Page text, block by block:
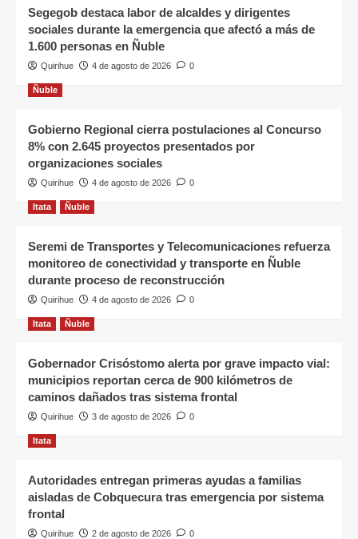
Segegob destaca labor de alcaldes y dirigentes
sociales durante la emergencia que afectó a más de
1.600 personas en Ñuble
Quirihue 4 de agosto de 2026 0
Ñuble
Gobierno Regional cierra postulaciones al Concurso
8% con 2.645 proyectos presentados por
organizaciones sociales
Quirihue 4 de agosto de 2026 0
Itata Ñuble
Seremi de Transportes y Telecomunicaciones refuerza
monitoreo de conectividad y transporte en Ñuble
durante proceso de reconstrucción
Quirihue 4 de agosto de 2026 0
Itata Ñuble
Gobernador Crisóstomo alerta por grave impacto vial:
municipios reportan cerca de 900 kilómetros de
caminos dañados tras sistema frontal
Quirihue 3 de agosto de 2026 0
Itata
Autoridades entregan primeras ayudas a familias
aisladas de Cobquecura tras emergencia por sistema
frontal
Quirihue 2 de agosto de 2026 0